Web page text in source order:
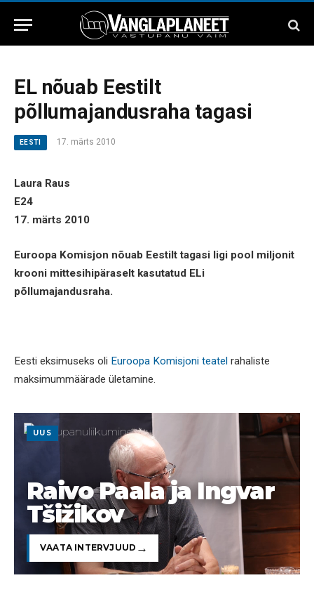
EL nõuab Eestilt
põllumajandusraha tagasi
EESTI 17. märts 2010
Laura Raus
E24
17. märts 2010
Euroopa Komisjon nõuab Eestilt tagasi ligi pool miljonit
krooni mittesihipäraselt kasutatud ELi
põllumajandusraha.
Eesti eksimuseks oli Euroopa Komisjoni teatel rahaliste
maksimummäärade ületamine.
UUS
Raivo Paala ja Ingvar
Tšižikov
VAATA INTERVJUUD